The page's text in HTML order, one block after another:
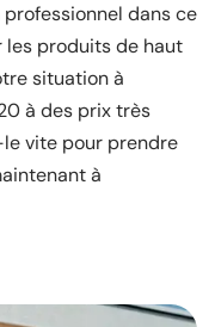
professionnel dans ce
produits de haut
situation à
à des prix très
vite pour prendre
à